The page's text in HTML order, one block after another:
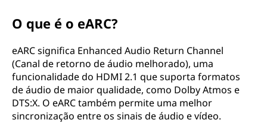
O que é o eARC?
eARC significa Enhanced Audio Return Channel
(Canal de retorno de áudio melhorado), uma
funcionalidade do HDMI 2.1 que suporta formatos
de áudio de maior qualidade, como Dolby Atmos e
DTS:X. O eARC também permite uma melhor
sincronização entre os sinais de áudio e vídeo.